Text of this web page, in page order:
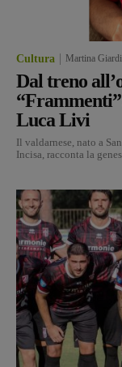
Cultura Martina Giardi
Dal treno
Luca Livi
Il valdarnese, nato a
Incisa, racconta la